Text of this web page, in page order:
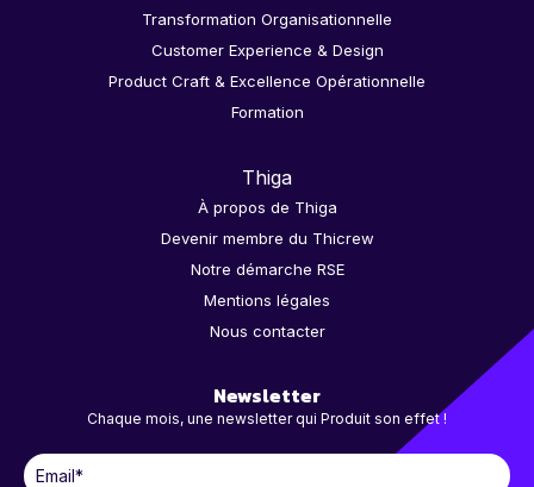
Transformation Organisationnelle
Customer Experience & Design
Product Craft & Excellence Opérationnelle
Formation
Thiga
À propos de Thiga
Devenir membre du Thicrew
Notre démarche RSE
Mentions légales
Nous contacter
Newsletter
Chaque mois, une newsletter qui Produit son effet !